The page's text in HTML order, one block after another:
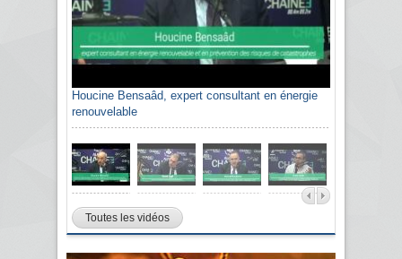
Houcine Bensaâd, expert consultant en énergie
renouvelable
Toutes les vidéos